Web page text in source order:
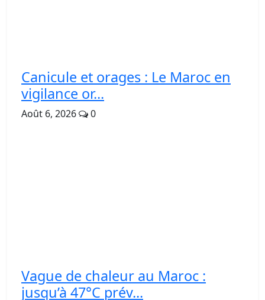
Canicule et orages : Le Maroc en
vigilance or...
Août 6, 2026 0
Vague de chaleur au Maroc :
jusqu’à 47°C prév...